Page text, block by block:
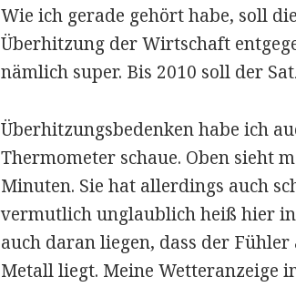
Wie ich gerade gehört habe, soll
Überhitzung der Wirtschaft
nämlich super. Bis 2010 soll der
Überhitzungsbedenken habe ich
Thermometer schaue. Oben sieht
Minuten. Sie hat allerdings auch
vermutlich unglaublich heiß hier
auch daran liegen, dass der
Metall liegt. Meine Wetteranzeige